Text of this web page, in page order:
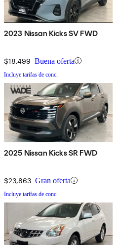
2023 Nissan Kicks SV FWD
$18,499 Buena oferta
Incluye tarifas de conc.
2025 Nissan Kicks SR FWD
$23,863 Gran oferta
Incluye tarifas de conc.